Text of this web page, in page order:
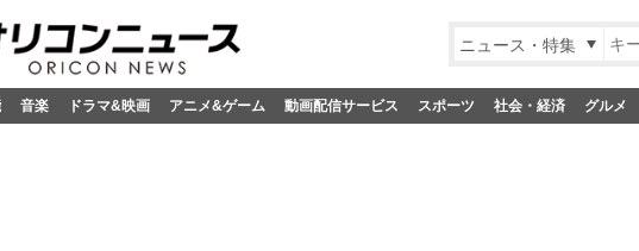
ニュース・特集
音楽 ドラマ&映画 アニメ&ゲーム 動画配信サービス スポーツ 社会・経済 グルメ